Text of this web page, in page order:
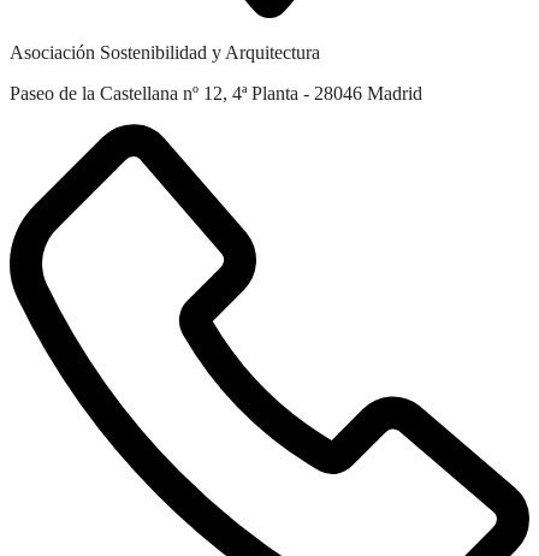
Asociación Sostenibilidad y Arquitectura
Paseo de la Castellana nº 12, 4ª Planta - 28046 Madrid